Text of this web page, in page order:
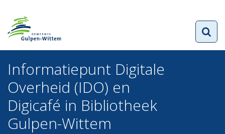
Informatiepunt Digitale
Overheid (IDO) en
Digicafé in Bibliotheek
Gulpen-Wittem